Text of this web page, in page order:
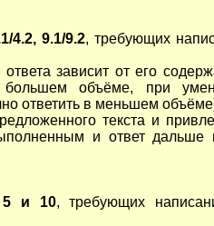
4.2, 9.1/9.2, требующих
зависит от его
большем объёме, при
ответить в меньшем
текста и
и ответ
5 и 10, требующих